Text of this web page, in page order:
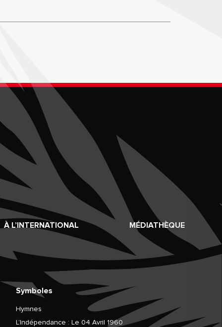
À L’INTERNATIONAL MÉDIATHÈQUE
Symboles
Hymnes
L’Indépendance : Le 04 Avril 1960